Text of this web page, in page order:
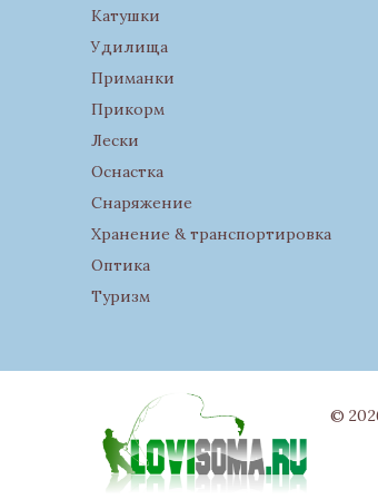
Катушки
Удилища
Приманки
Прикорм
Лески
Оснастка
Снаряжение
Хранение & транспортировка
Оптика
Туризм
©